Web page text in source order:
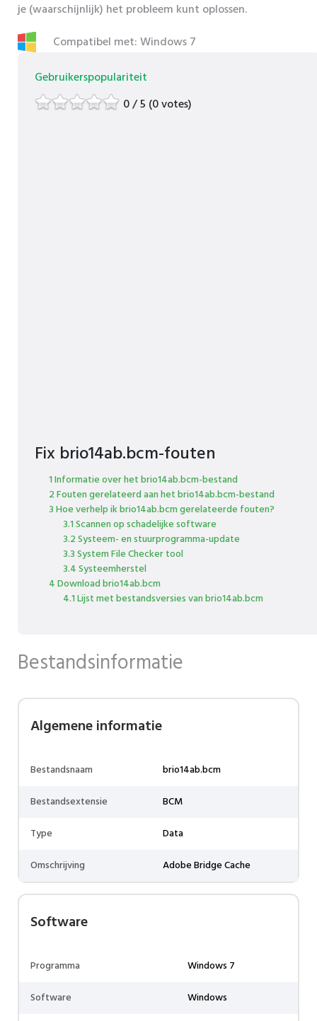
je (waarschijnlijk) het probleem kunt oplossen.
Compatibel met: Windows 7
Gebruikerspopulariteit
0 / 5 (0 votes)
Fix brio14ab.bcm-fouten
1 Informatie over het brio14ab.bcm-bestand
2 Fouten gerelateerd aan het brio14ab.bcm-bestand
3 Hoe verhelp ik brio14ab.bcm gerelateerde fouten?
3.1 Scannen op schadelijke software
3.2 Systeem- en stuurprogramma-update
3.3 System File Checker tool
3.4 Systeemherstel
4 Download brio14ab.bcm
4.1 Lijst met bestandsversies van brio14ab.bcm
Bestandsinformatie
Algemene informatie
Bestandsnaam
brio14ab.bcm
Bestandsextensie
BCM
Type
Data
Omschrijving
Adobe Bridge Cache
Software
Programma
Windows 7
Software
Windows